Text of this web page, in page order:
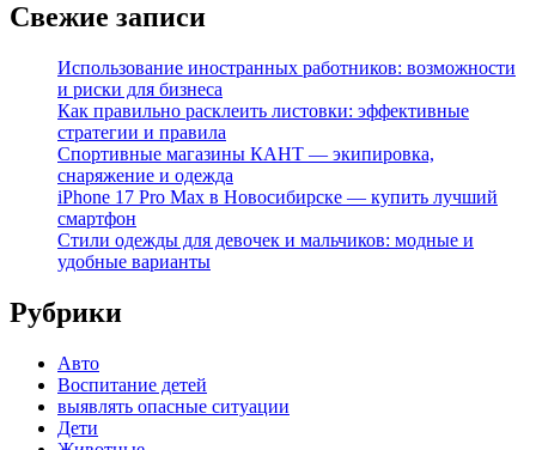
Свежие записи
Использование иностранных работников: возможности
и риски для бизнеса
Как правильно расклеить листовки: эффективные
стратегии и правила
Спортивные магазины КАНТ — экипировка,
снаряжение и одежда
iPhone 17 Pro Max в Новосибирске — купить лучший
смартфон
Стили одежды для девочек и мальчиков: модные и
удобные варианты
Рубрики
Авто
Воспитание детей
выявлять опасные ситуации
Дети